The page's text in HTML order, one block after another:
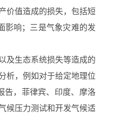
价值造成的损失，包括短
影响；三是气象灾难的发
及生态系统损失等造成的
析，例如对于给定地理位
告，菲律宾、印度、摩洛
候压力测试和开发气候适